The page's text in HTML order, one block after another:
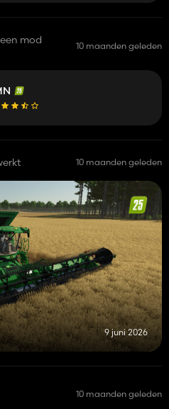
mod 10 maanden geleden
10 maanden geleden
9 juni 2026
10 maanden geleden